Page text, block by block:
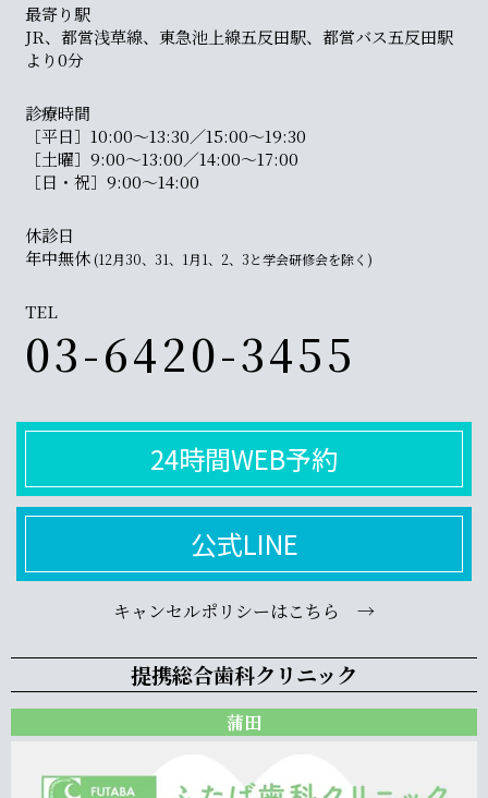
最寄り駅
JR、都営浅草線、東急池上線五反田駅、都営バス五反田駅
より0分
診療時間
［平日］10:00〜13:30／15:00〜19:30
［土曜］9:00〜13:00／14:00〜17:00
［日・祝］9:00〜14:00
休診日
年中無休 (12月30、31、1月1、2、3と学会研修会を除く)
TEL
03-6420-3455
24時間WEB予約
公式LINE
キャンセルポリシーはこちら →
提携総合歯科クリニック
蒲田